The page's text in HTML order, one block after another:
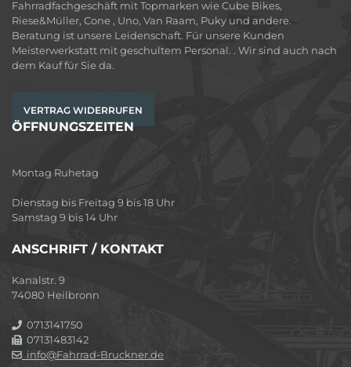
Fahrradfachgeschäft mit Topmarken wie Cube Bikes,
Riese&Müller, Cone , Uno, Van Raam, Puky und andere.
Beratung ist unsere Leidenschaft. Für unsere Kunden
Meisterwerkstatt mit geschultem Personal. . Wir sind auch nach
dem Kauf für Sie da.
VERTRAG WIDERRUFEN
ÖFFNUNGSZEITEN
Montag Ruhetag
Dienstag bis Freitag 9 bis 18 Uhr
Samstag 9 bis 14 Uhr
ANSCHRIFT / KONTAKT
Kanalstr. 9
74080 Heilbronn
0713141750
07131483142
info@Fahrrad-Bruckner.de